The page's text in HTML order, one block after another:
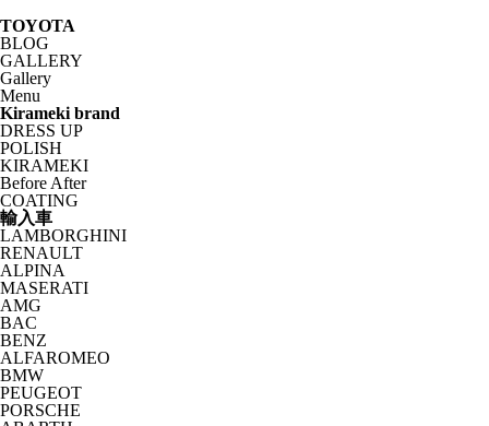
TOYOTA
BLOG
GALLERY
Gallery
Menu
Kirameki brand
DRESS UP
POLISH
KIRAMEKI
Before After
COATING
輸入車
LAMBORGHINI
RENAULT
ALPINA
MASERATI
AMG
BAC
BENZ
ALFAROMEO
BMW
PEUGEOT
PORSCHE